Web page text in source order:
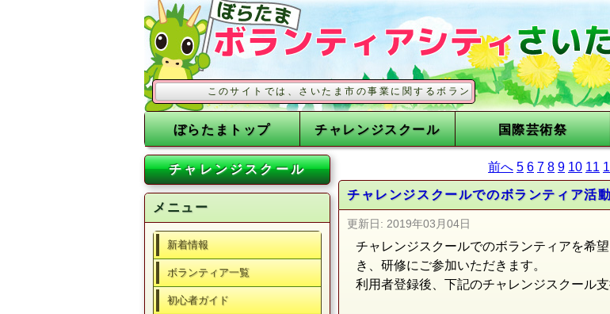
このサイトでは、さいたま市の事業に関するボランティアを募集しています
ぼらたまトップ チャレンジスクール 国際芸術祭
チャレンジスクール
メニュー
新着情報
ボランティア一覧
初心者ガイド
前へ 5 6 7 8 9 10 11
チャレンジスクールでのボランティア活
更新日: 2019年03月04日
チャレンジスクールでのボランティアを希望
き、研修にご参加いただきます。
利用者登録後、下記のチャレンジスクール